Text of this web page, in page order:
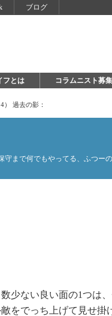
ブログ
フとは コラムニスト募集
） 過去の影：
守まで何でもやってる、ふつー
少ない良い面の1つは
をでっち上げて見せ掛